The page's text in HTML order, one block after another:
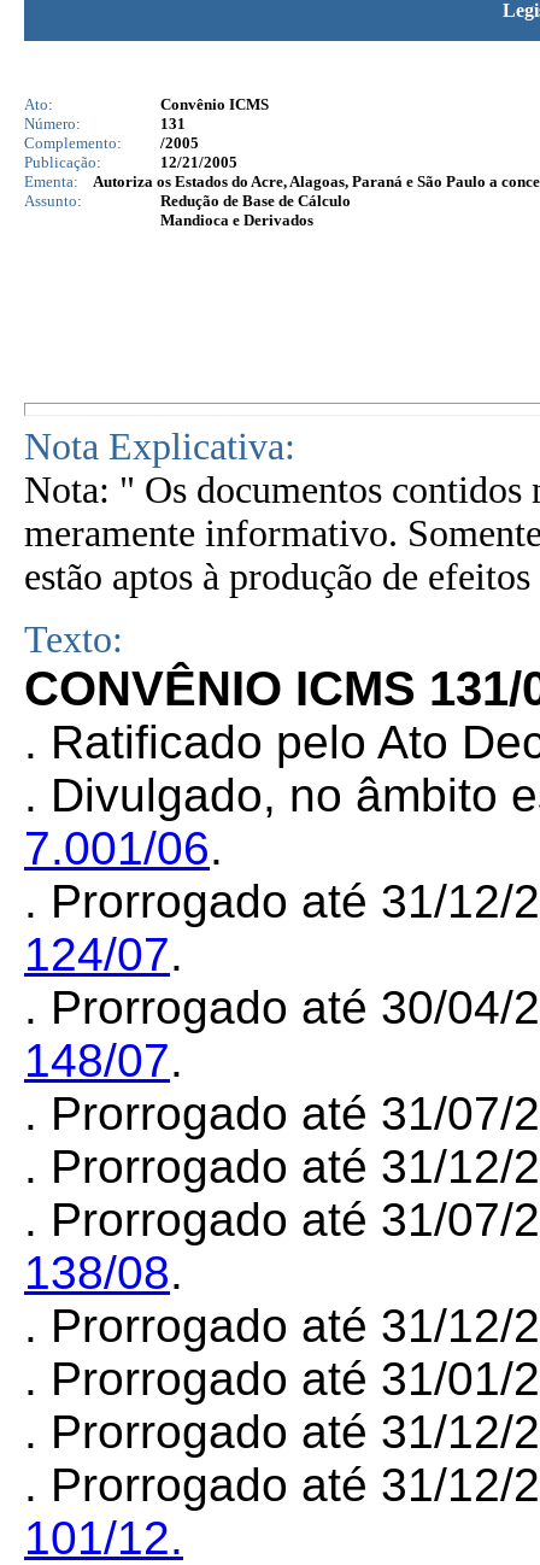
Ato:
Convênio ICMS
Número:
131
Complemento:
/2005
Publicação:
12/21/2005
Ementa:
Autoriza os Estados do Acre, Alagoas, Paraná e São Paulo a
Assunto:
Redução de Base de Cálculo
Mandioca e Derivados
Nota Explicativa:
Nota: " Os documentos contidos
meramente informativo.
estão aptos à produção de
Texto:
CONVÊNIO ICMS 131/
. Ratificado pelo Ato
. Divulgado, no âmbito
7.001/06.
. Prorrogado até 31/12/
124/07.
. Prorrogado até 30/04/
148/07.
. Prorrogado até 31/
. Prorrogado até 31/
. Prorrogado até 31/07/
138/08.
. Prorrogado até 31/
. Prorrogado até 31/
. Prorrogado até 31/
. Prorrogado até 31/12/
101/12.